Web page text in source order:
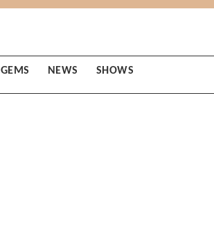
GEMS NEWS SHOWS